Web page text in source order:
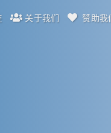
关于我们 赞助我